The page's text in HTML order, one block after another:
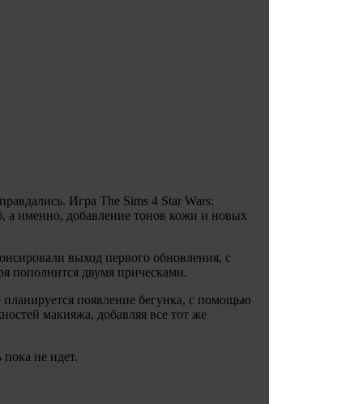
Игра The Sims 4 Star Wars:
а именно, добавление тонов кожи и новых
выход первого обновления, с
пополнится двумя прическами.
появление бегунка, с помощью
макияжа, добавляя все тот же
не идет.